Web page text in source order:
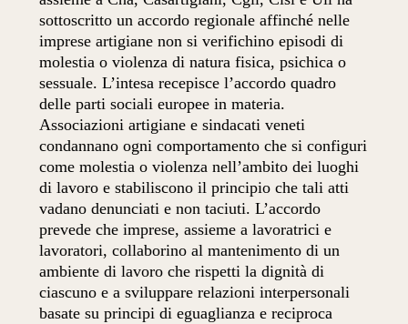
sottoscritto un accordo regionale affinché nelle
imprese artigiane non si verifichino episodi di
molestia o violenza di natura fisica, psichica o
sessuale. L’intesa recepisce l’accordo quadro
delle parti sociali europee in materia.
Associazioni artigiane e sindacati veneti
condannano ogni comportamento che si configuri
come molestia o violenza nell’ambito dei luoghi
di lavoro e stabiliscono il principio che tali atti
vadano denunciati e non taciuti. L’accordo
prevede che imprese, assieme a lavoratrici e
lavoratori, collaborino al mantenimento di un
ambiente di lavoro che rispetti la dignità di
ciascuno e a sviluppare relazioni interpersonali
basate su principi di eguaglianza e reciproca